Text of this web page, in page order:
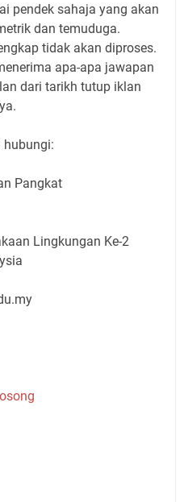
pendek sahaja yang akan
dan temuduga.
tidak akan diproses.
apa-apa jawapan
dari tarikh tutup iklan
hubungi:
Pangkat
Lingkungan Ke-2